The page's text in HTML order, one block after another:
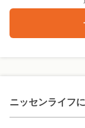
ニッセンライフに